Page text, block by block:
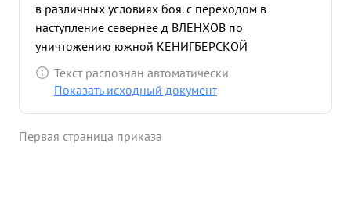
в различных условиях боя. с переходом в
наступление севернее д ВЛЕНХОВ по
уничтожению южной КЕНИГБЕРСКОЙ
группировки противника четко организовал
взаимодействие с приданными средствами,
пунктами АЙВАДЕН ШПАЙСЕНДОРФ" РОЗЕНАУ.
Текст распознан автоматически
Показать исходный документ
Первая страница приказа